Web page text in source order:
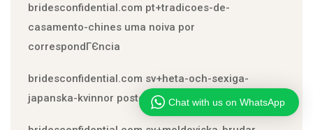
bridesconfidential.com pt+tradicoes-de-
casamento-chines uma noiva por
correspondГЄncia
bridesconfidential.com sv+heta-och-sexiga-
japanska-kvinnor postorder brud faqChat with us on WhatsApp